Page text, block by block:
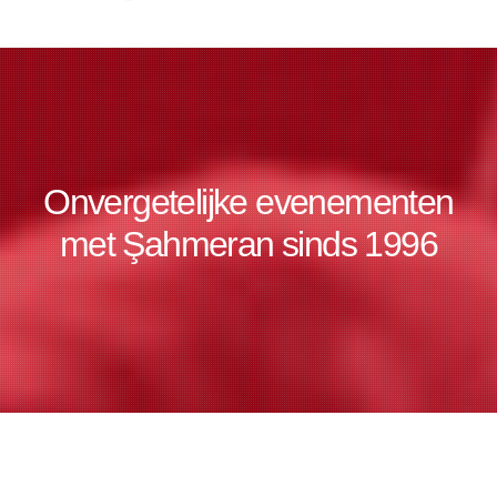
Onvergetelijke evenementen
met Şahmeran sinds 1996